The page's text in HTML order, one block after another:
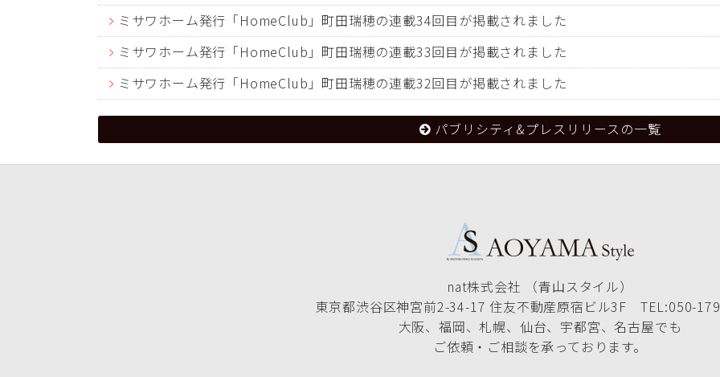
ミサワホーム発行「HomeClub」町田瑞穂の連載34回目が掲載されました
ミサワホーム発行「HomeClub」町田瑞穂の連載33回目が掲載されました
ミサワホーム発行「HomeClub」町田瑞穂の連載32回目が掲載されました
パブリシティ&プレスリリースの一覧
nat株式会社 （青山スタイル）
東京都渋谷区神宮前2-34-17 住友不動産原宿ビル3F TEL:050-
大阪、福岡、札幌、仙台、宇都宮、名古屋でも
ご依頼・ご相談を承っております。